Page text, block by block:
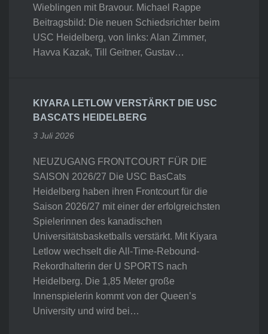
Wieblingen mit Bravour. Michael Rappe
Beitragsbild: Die neuen Schiedsrichter beim
USC Heidelberg, von links: Alan Zimmer,
Havva Kazak, Till Geitner, Gustav…
KIYARA LETLOW VERSTÄRKT DIE USC
BASCATS HEIDELBERG
3 Juli 2026
NEUZUGANG FRONTCOURT FÜR DIE
SAISON 2026/27 Die USC BasCats
Heidelberg haben ihren Frontcourt für die
Saison 2026/27 mit einer der erfolgreichsten
Spielerinnen des kanadischen
Universitätsbasketballs verstärkt. Mit Kiyara
Letlow wechselt die All-Time-Rebound-
Rekordhalterin der U SPORTS nach
Heidelberg. Die 1,85 Meter große
Innenspielerin kommt von der Queen’s
University und wird bei…